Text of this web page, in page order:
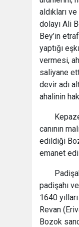
aldıkları
dolayı Ali
Bey’in
yaptığı
vermesi,
saliyane
devir adı
ahalinin
canının
edildiği
emanet
padişahı
1640
Revan
Bozok